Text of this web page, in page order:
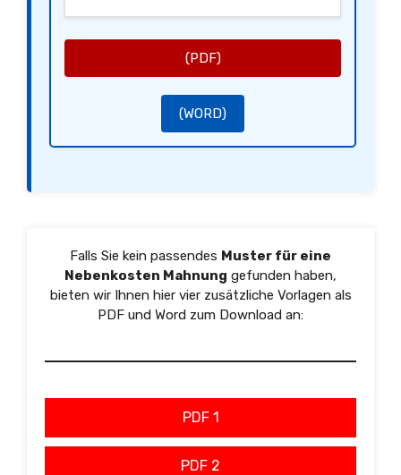
(PDF)
(WORD)
Falls Sie kein passendes Muster für eine
Nebenkosten Mahnung gefunden haben,
bieten wir Ihnen hier vier zusätzliche Vorlagen als
PDF und Word zum Download an:
PDF 1
PDF 2